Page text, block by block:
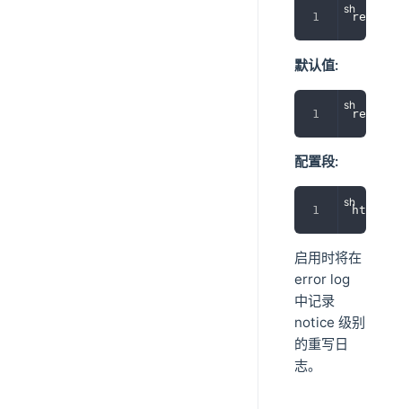
默认值:
配置段:
http,
启用时将在
error log
中记录
notice 级别
的重写日
志。